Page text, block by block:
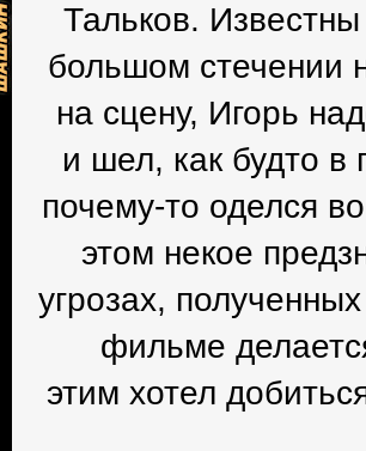
Тальков.
большом стечении
на сцену, Игорь
и шел, как будто в
почему-то оделся
этом некое
угрозах,
фильме
этим хотел